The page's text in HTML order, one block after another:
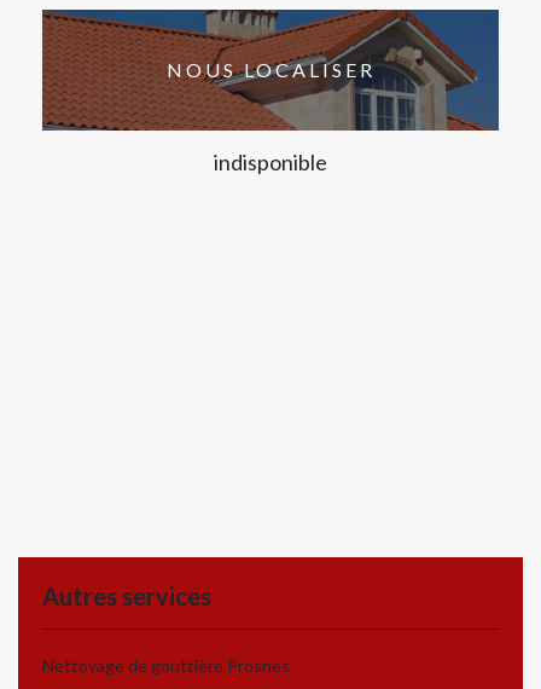
NOUS LOCALISER
indisponible
Autres services
Nettoyage de gouttière Prosnes